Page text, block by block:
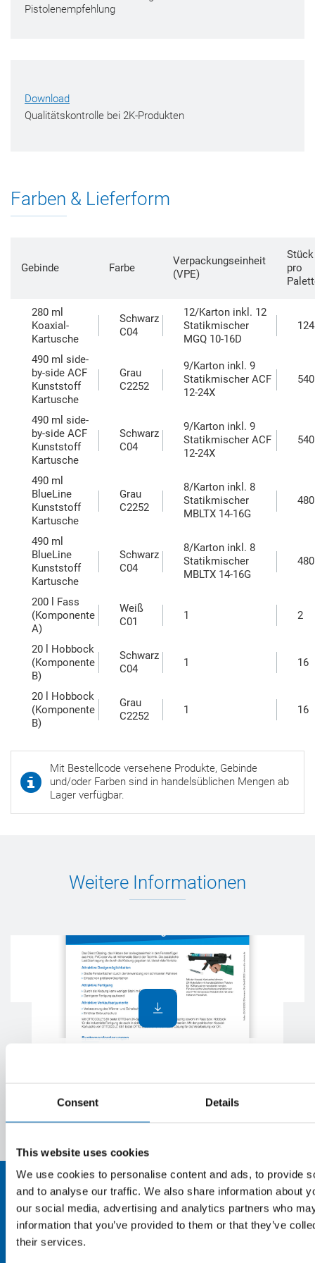
Consent Details
This website uses cookies
We use cookies to personalise content and ads, to provide
and to analyse our traffic. We also share information about
our social media, advertising and analytics partners who
information that you’ve provided to them or that they’ve
their services.
Pistolenempfehlung
Download
Qualitätskontrolle bei 2K-Produkten
Farben & Lieferform
Gebinde Farbe
Verpackungseinheit
(VPE)
Stück
pro
280 ml
Koaxial-
Kartusche
Schwarz
C04
12/Karton inkl. 12
Statikmischer
MGQ 10-16D
490 ml side-
by-side ACF
Kunststoff
Kartusche
Grau
C2252
9/Karton inkl. 9
Statikmischer ACF
12-24X
540
490 ml side-
by-side ACF
Kunststoff
Kartusche
Schwarz
C04
9/Karton inkl. 9
Statikmischer ACF
12-24X
540
490 ml
BlueLine
Kunststoff
Kartusche
Grau
C2252
8/Karton inkl. 8
Statikmischer
MBLTX 14-16G
480
490 ml
BlueLine
Kunststoff
Kartusche
Schwarz
C04
8/Karton inkl. 8
Statikmischer
MBLTX 14-16G
480
200 l Fass
(Komponente
A)
Weiß
C01
1 2
20 l Hobbock
(Komponente
B)
Schwarz
C04
1 16
20 l Hobbock
(Komponente
B)
Grau
C2252
1 16
Mit Bestellcode versehene Produkte, Gebinde
und/oder Farben sind in handelsüblichen Mengen ab
Lager verfügbar.
Weitere Informationen